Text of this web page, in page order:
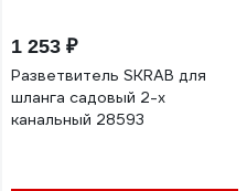
1 253 ₽
Разветвитель SKRAB для
шланга садовый 2-х
канальный 28593